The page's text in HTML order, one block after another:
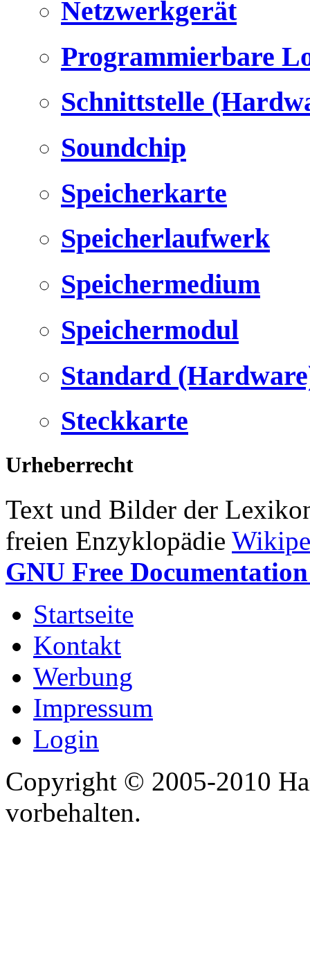
Netzwerkgerät
Programmierbare
Schnittstelle
Soundchip
Speicherkarte
Speicherlaufwerk
Speichermedium
Speichermodul
Standard
Steckkarte
Urheberrecht
Text und Bilder der
freien Enzyklopädie
GNU Free
Startseite
Kontakt
Werbung
Impressum
Login
Copyright © 2005-2010
vorbehalten.